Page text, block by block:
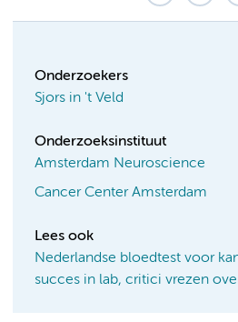
Onderzoekers
Sjors in 't Veld
Onderzoeksinstituut
Amsterdam Neuroscience
Cancer Center Amsterdam
Lees ook
Nederlandse bloedtest voor
succes in lab, critici vrezen